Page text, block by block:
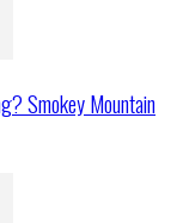
Smokey Mountain